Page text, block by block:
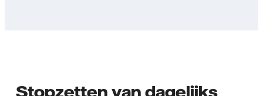
Stopzetten van dagelijks